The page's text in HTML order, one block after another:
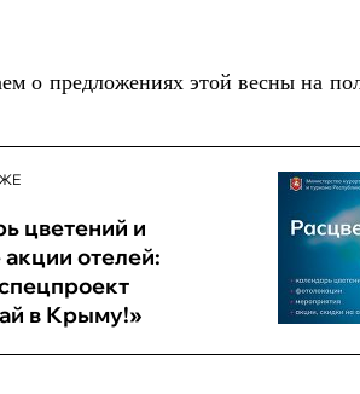
о предложениях этой весны на
цветений и
отелей:
в Крыму!»